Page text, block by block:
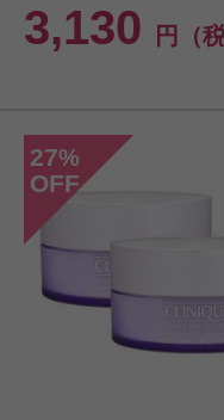
3,130 円（
27%
OFF